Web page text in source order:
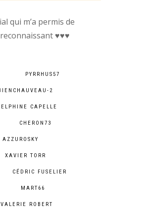
qui m’a permis de
♥︎♥︎♥︎
PYRRHUS57
2
CAPELLE
CHERON73
AZZUROSKY
XAVIER TORR
CÉDRIC FUSELIER
MART66
VALERIE ROBERT